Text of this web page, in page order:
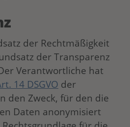
der Rechtmäßigkeit
der Transparenz
Verantwortliche hat
14 DSGVO der
den Zweck, für den die
Daten anonymisiert